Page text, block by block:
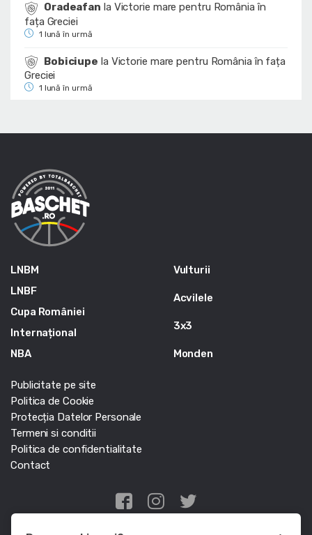
Oradeafan la Victorie mare pentru România în
fața Greciei
1 lună în urmă
Bobiciupe la Victorie mare pentru România în fața
Greciei
1 lună în urmă
LNBM
LNBF
Cupa României
Internațional
NBA
Vulturii
Acvilele
3x3
Monden
Publicitate pe site
Politica de Cookie
Protecția Datelor Personale
Termeni si conditii
Politica de confidentialitate
Contact